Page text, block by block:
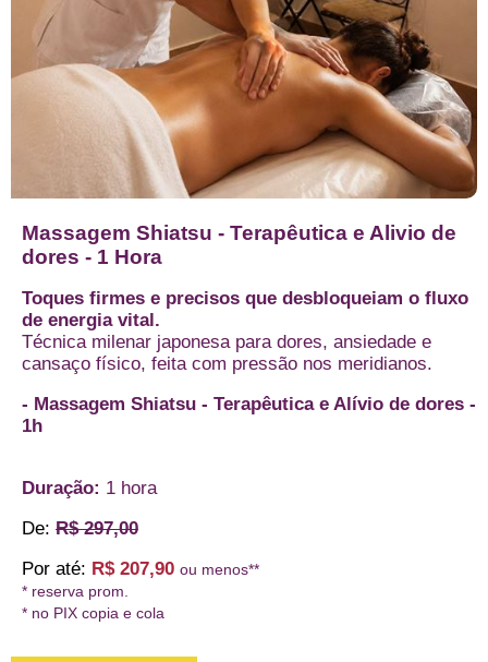
Massagem Shiatsu - Terapêutica e Alivio de
dores - 1 Hora
Toques firmes e precisos que desbloqueiam o fluxo
de energia vital.
Técnica milenar japonesa para dores, ansiedade e
cansaço físico, feita com pressão nos meridianos.
- Massagem Shiatsu - Terapêutica e Alívio de dores -
1h
Duração: 1 hora
De: R$ 297,00
Por até: R$ 207,90 ou menos**
* reserva prom.
* no PIX copia e cola